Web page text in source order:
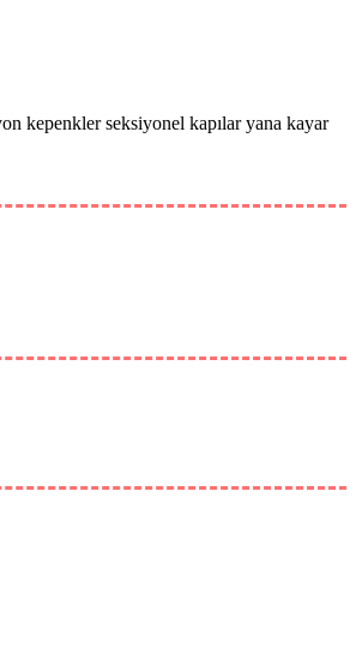
kepenkler seksiyonel kapılar yana kayar